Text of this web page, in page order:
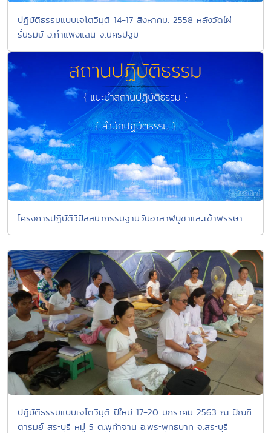
ปฏิบัติธรรมแบบเจโตวิมุติ 14-17 สิงหาคม. 2558 หลังวัดไผ่
รื่นรมย์ อ.กำแพงแสน จ.นครปฐม
โครงการปฏิบัติวิปัสสนากรรมฐานวันอาสาฬบูชาและเข้าพรรษา
ปฏิบัติธรรมแบบเจโตวิมุติ ปีใหม่ 17-20 มกราคม 2563 ณ ปัณฑิ
ตารมย์ สระบุรี หมู่ 5 ต.พุคำจาน อ.พระพุทธบาท จ.สระบุรี